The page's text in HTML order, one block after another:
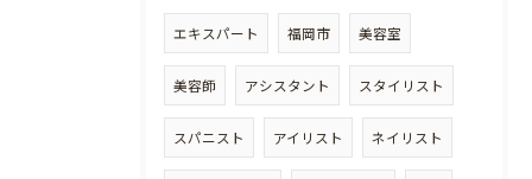
エキスパート 福岡市 美容室
美容師 アシスタント スタイリスト
スパニスト アイリスト ネイリスト